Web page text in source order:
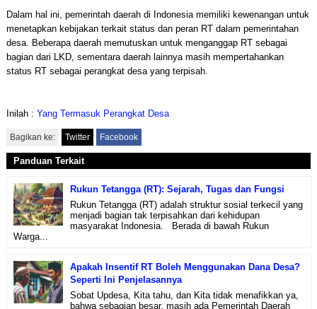
Dalam hal ini, pemerintah daerah di Indonesia memiliki kewenangan untuk
menetapkan kebijakan terkait status dan peran RT dalam pemerintahan
desa. Beberapa daerah memutuskan untuk menganggap RT sebagai
bagian dari LKD, sementara daerah lainnya masih mempertahankan
status RT sebagai perangkat desa yang terpisah.
Inilah : Yang Termasuk Perangkat Desa
Bagikan ke: Twitter Facebook
Panduan Terkait
Rukun Tetangga (RT): Sejarah, Tugas dan Fungsi
Rukun Tetangga (RT) adalah struktur sosial terkecil yang
menjadi bagian tak terpisahkan dari kehidupan
masyarakat Indonesia. Berada di bawah Rukun
Warga...
Apakah Insentif RT Boleh Menggunakan Dana Desa?
Seperti Ini Penjelasannya
Sobat Updesa, Kita tahu, dan Kita tidak menafikkan ya,
bahwa sebagian besar, masih ada Pemerintah Daerah